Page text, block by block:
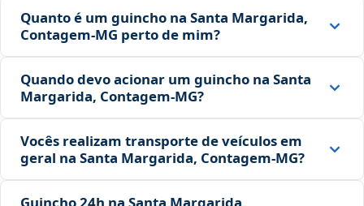
Quanto é um guincho na Santa Margarida,
Contagem‑MG perto de mim?
Quando devo acionar um guincho na Santa
Margarida, Contagem‑MG?
Vocês realizam transporte de veículos em
geral na Santa Margarida, Contagem‑MG?